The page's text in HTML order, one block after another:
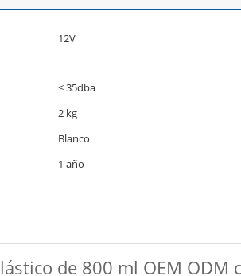
12V
< 35dba
2 kg
Blanco
1 año
de 800 ml OEM ODM